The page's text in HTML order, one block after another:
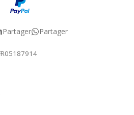
Partager Partager